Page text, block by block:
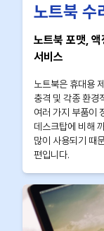
노트북 수
노트북 포맷,
서비스
노트북은 휴대용
충격 및 각종 환경
여러 가지 부품이
데스크탑에 비해
많이 사용되기 때
편입니다.